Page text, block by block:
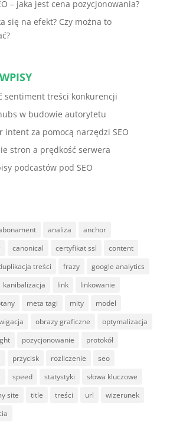
– jaka jest cena pozycjonowania?
się na efekt? Czy można to
sentiment treści konkurencji
w budowie autorytetu
intent za pomocą narzędzi SEO
stron a prędkość serwera
podcastów pod SEO
analiza
anchor
canonical certyfikat ssl
content
treści frazy
google analytics
kanibalizacja link
linkowanie
meta tagi mity
model
obrazy graficzne
optymalizacja
pozycjonowanie
protokół
przycisk rozliczenie
seo
speed statystyki
słowa kluczowe
site title treści url
wizerunek